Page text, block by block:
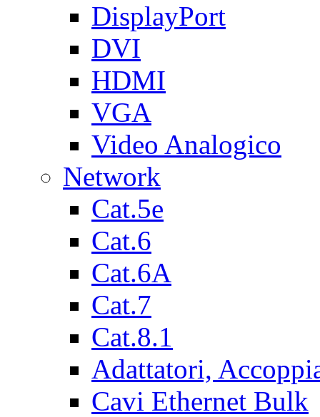
DisplayPort
DVI
HDMI
VGA
Video Analogico
Network
Cat.5e
Cat.6
Cat.6A
Cat.7
Cat.8.1
Adattatori,
Cavi Ethernet Bulk